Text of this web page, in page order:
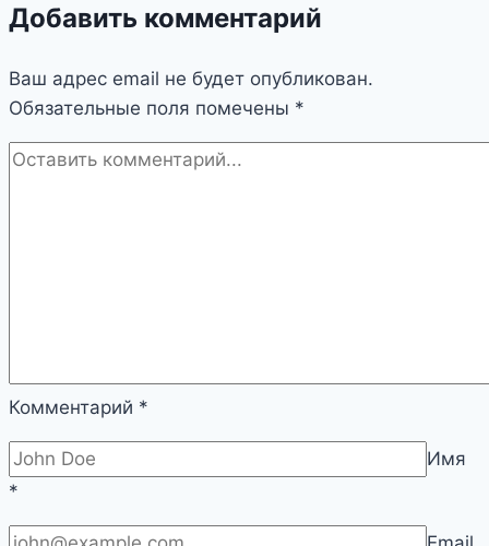
что
сделать
своими
руками
|
Добавить комментарий
Ваш адрес email не будет опубликован.
Обязательные поля помечены *
Комментарий *
Имя
*